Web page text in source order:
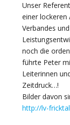
Unser
einer lockeren
Verbandes
noch die
führte Peter
Leiterinnen
Zeitdruck…!
Bilder davon
http://lv-